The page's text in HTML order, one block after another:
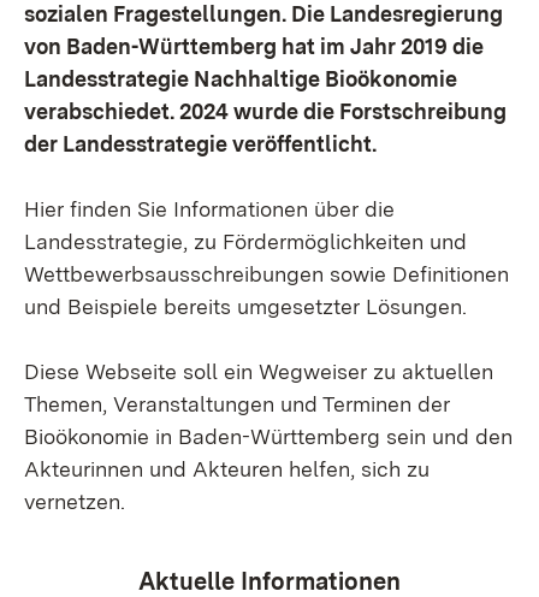
sozialen Fragestellungen. Die Landesregierung
von Baden-Württemberg hat im Jahr 2019 die
Landesstrategie Nachhaltige Bioökonomie
verabschiedet. 2024 wurde die Forstschreibung
der Landesstrategie veröffentlicht.
Hier finden Sie Informationen über die
Landesstrategie, zu Fördermöglichkeiten und
Wettbewerbsausschreibungen sowie Definitionen
und Beispiele bereits umgesetzter Lösungen.
Diese Webseite soll ein Wegweiser zu aktuellen
Themen, Veranstaltungen und Terminen der
Bioökonomie in Baden-Württemberg sein und den
Akteurinnen und Akteuren helfen, sich zu
vernetzen.
Aktuelle Informationen